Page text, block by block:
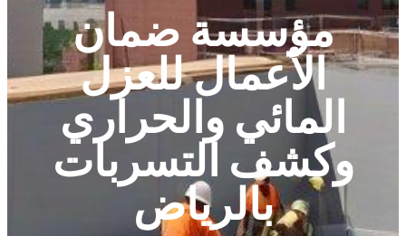
مؤسسة ضمان
الأعمال للعزل
المائي والحراري
وكشف التسربات
بالرياض